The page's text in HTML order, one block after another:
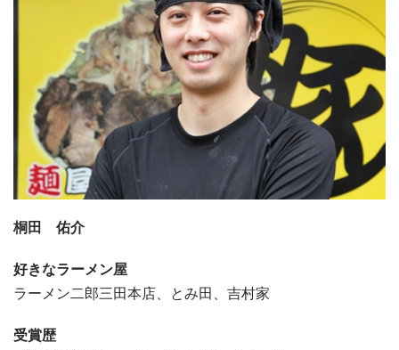
桐田 佑介
好きなラーメン屋
ラーメン二郎三田本店、とみ田、吉村家
受賞歴